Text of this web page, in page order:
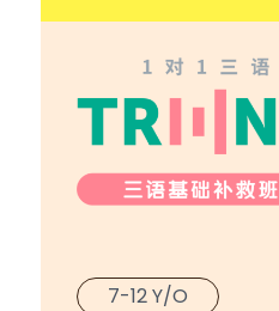
7-12 Y/O